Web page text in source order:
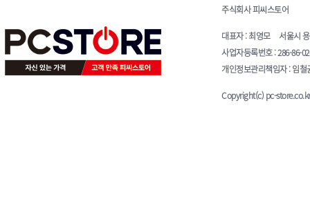
주식회사 피씨스토어
대표자 : 최영모 서울시 용
사업자등록번호 : 286-86-
개인정보관리책임자 : 임
Copyright(c) pc-